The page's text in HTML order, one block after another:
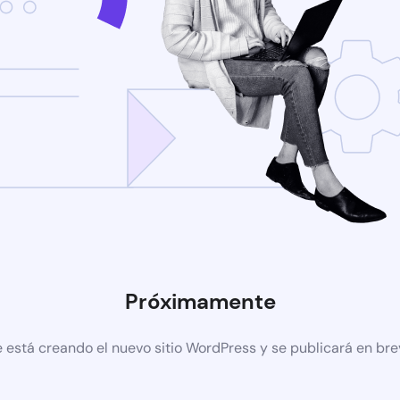
Próximamente
está creando el nuevo sitio WordPress y se publicará en